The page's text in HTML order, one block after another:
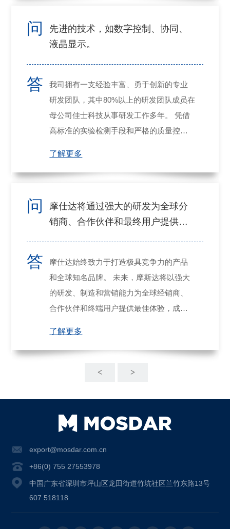
问
先进的技术，如数字控制、协同、
液晶显示。
答
我司拥有一支经验丰富、勇于创新的专业
研发团队，其中80%以上的研发团队成员在
母公司佳士科技从事研发工作多年。 凭借
高标准的实验检测手段和严格的质量控制
了解更多
问
摩仕达将通过强大的研发为全球分
销商、合作伙伴和最终用户提供最
答
摩仕达始终致力于打造极具竞争力的产品
和全球知名品牌。 未来，摩斯达将以强大
的研发、制造和营销能力为全球经销商、
合作伙伴和终端用户提供最佳体验，成为
了解更多
< >
export@mosdar.com.cn
+86(0) 755 27553978
中国广东省深圳市坪山区龙田街道竹坑社区兰竹东路13号
607 518118